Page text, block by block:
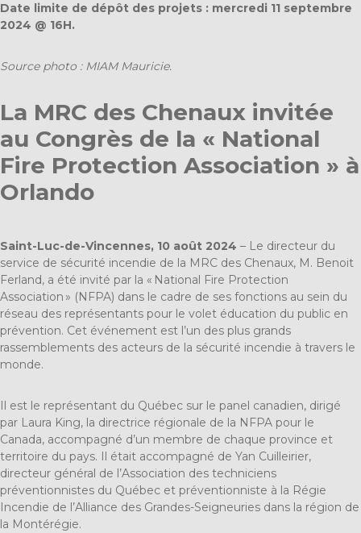
Date limite de dépôt des projets : mercredi 11 septembre
2024 @ 16H.
Source photo : MIAM Mauricie.
La MRC des Chenaux invitée
au Congrès de la « National
Fire Protection Association » à
Orlando
Saint-Luc-de-Vincennes, 10 août 2024 – Le directeur du
service de sécurité incendie de la MRC des Chenaux, M. Benoit
Ferland, a été invité par la « National Fire Protection
Association » (NFPA) dans le cadre de ses fonctions au sein du
réseau des représentants pour le volet éducation du public en
prévention. Cet événement est l’un des plus grands
rassemblements des acteurs de la sécurité incendie à travers le
monde.
Il est le représentant du Québec sur le panel canadien, dirigé
par Laura King, la directrice régionale de la NFPA pour le
Canada, accompagné d’un membre de chaque province et
territoire du pays. Il était accompagné de Yan Cuilleirier,
directeur général de l’Association des techniciens
préventionnistes du Québec et préventionniste à la Régie
Incendie de l’Alliance des Grandes-Seigneuries dans la région de
la Montérégie.